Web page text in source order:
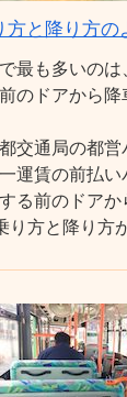
方と降り方の
最も多いの
のドアから
交通局の都
運賃の前払
る前のドア
方と降り方